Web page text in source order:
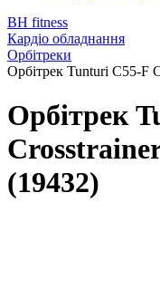
BH fitness
Кардіо обладнання
Орбітреки
Орбітрек Tunturi C55-F
Орбітрек
(19432)